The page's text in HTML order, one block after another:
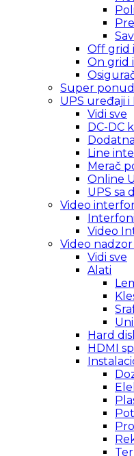
Off grid
On grid
Super
UPS uređaji
Vidi sve
DC-DC
Line
Merač
Online
UPS sa
Video
Video
Video nadzor
Vidi sve
Alati
Hard
HDMI